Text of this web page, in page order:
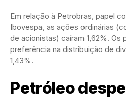
Em relação à Petrobras, papel
Ibovespa, as ações ordinárias
de acionistas) caíram 1,62%.
preferência na distribuição de
1,43%.
Petróleo